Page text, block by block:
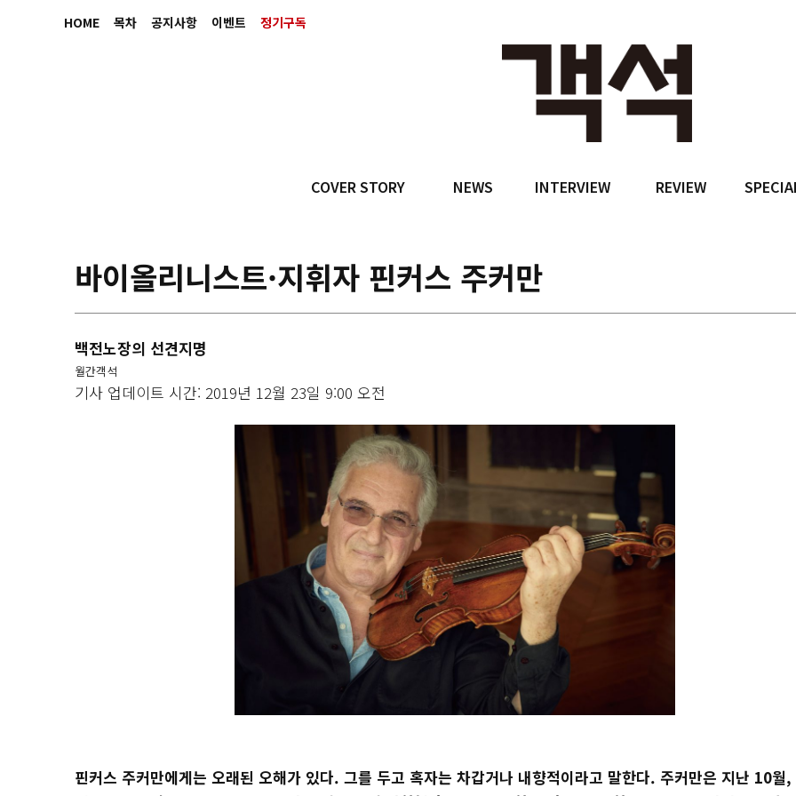
HOME 목차 공지사항 이벤트 정기구독
COVER STORY NEWS INTERVIEW REVIEW
바이올리니스트·지휘자 핀커스 주커만
백전노장의 선견지명
월간객석
기사 업데이트 시간: 2019년 12월 23일 9:00 오전
핀커스 주커만에게는 오래된 오해가 있다. 그를 두고 혹자는 차갑거나 내향적이라고 말한다. 주커만은 지난 10월,